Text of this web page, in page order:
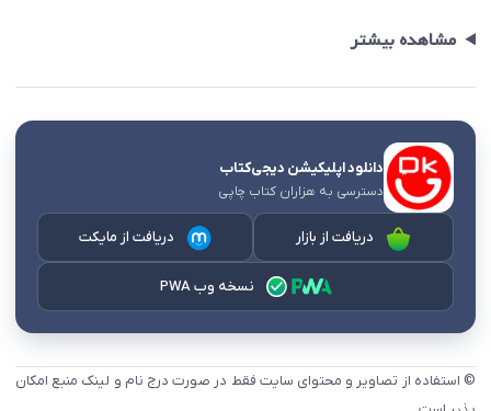
مشاهده بیشتر
دانلود اپلیکیشن دیجی‌کتاب
دسترسی به هزاران کتاب چاپی
دریافت از بازار دریافت از مایکت
نسخه وب PWA
© استفاده از تصاویر و محتوای سایت فقط در صورت درج نام و لینک منبع امکان